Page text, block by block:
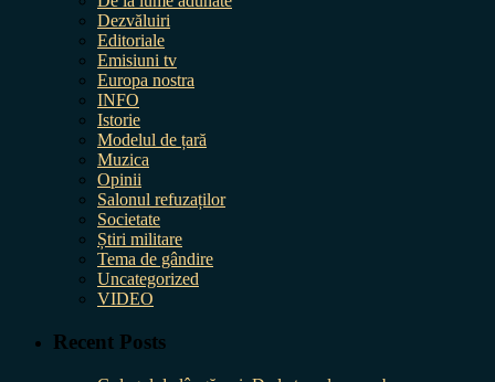
Dezvăluiri
Editoriale
Emisiuni tv
Europa nostra
INFO
Istorie
Modelul de țară
Muzica
Opinii
Salonul refuzaților
Societate
Știri militare
Tema de gândire
Uncategorized
VIDEO
Recent Posts